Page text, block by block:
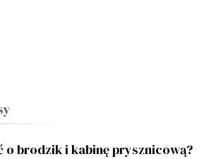
o brodzik i kabinę prysznicową?